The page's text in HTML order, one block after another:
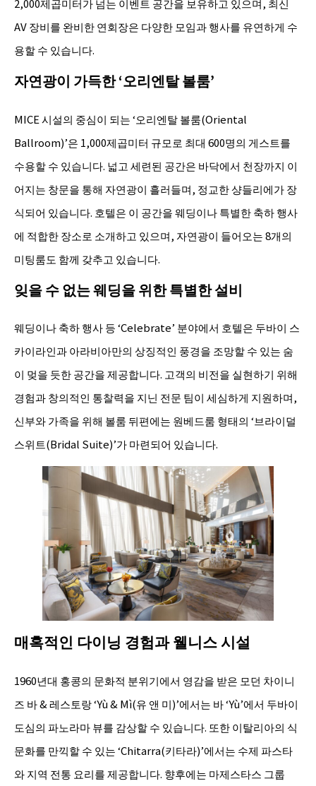
2,000제곱미터가 넘는 이벤트 공간을 보유하고 있으며, 최신
AV 장비를 완비한 연회장은 다양한 모임과 행사를 유연하게 수
용할 수 있습니다.
자연광이 가득한 ‘오리엔탈 볼룸’
MICE 시설의 중심이 되는 ‘오리엔탈 볼룸(Oriental
Ballroom)’은 1,000제곱미터 규모로 최대 600명의 게스트를
수용할 수 있습니다. 넓고 세련된 공간은 바닥에서 천장까지 이
어지는 창문을 통해 자연광이 흘러들며, 정교한 샹들리에가 장
식되어 있습니다. 호텔은 이 공간을 웨딩이나 특별한 축하 행사
에 적합한 장소로 소개하고 있으며, 자연광이 들어오는 8개의
미팅룸도 함께 갖추고 있습니다.
잊을 수 없는 웨딩을 위한 특별한 설비
웨딩이나 축하 행사 등 ‘Celebrate’ 분야에서 호텔은 두바이 스
카이라인과 아라비아만의 상징적인 풍경을 조망할 수 있는 숨
이 멎을 듯한 공간을 제공합니다. 고객의 비전을 실현하기 위해
경험과 창의적인 통찰력을 지닌 전문 팀이 세심하게 지원하며,
신부와 가족을 위해 볼룸 뒤편에는 원베드룸 형태의 ‘브라이덜
스위트(Bridal Suite)’가 마련되어 있습니다.
매혹적인 다이닝 경험과 웰니스 시설
1960년대 홍콩의 문화적 분위기에서 영감을 받은 모던 차이니
즈 바 & 레스토랑 ‘Yù & Mì(유 앤 미)’에서는 바 ‘Yù’에서 두바이
도심의 파노라마 뷰를 감상할 수 있습니다. 또한 이탈리아의 식
문화를 만끽할 수 있는 ‘Chitarra(키타라)’에서는 수제 파스타
와 지역 전통 요리를 제공합니다. 향후에는 마제스타스 그룹